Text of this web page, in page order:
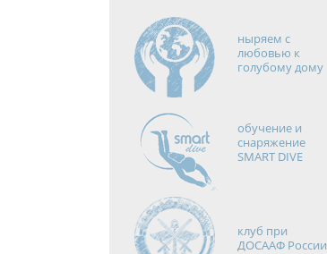
ныряем с
любовью к
голубому дому
обучение и
снаряжение
SMART DIVE
клуб при
ДОСААФ России